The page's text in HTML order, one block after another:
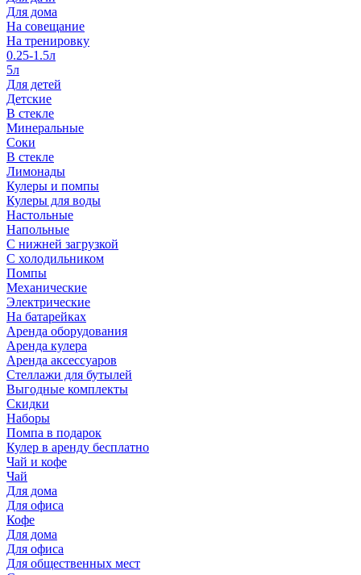
Для дома
На совещание
На тренировку
0.25-1.5л
5л
Для детей
Детские
В стекле
Минеральные
Соки
В стекле
Лимонады
Кулеры и помпы
Кулеры для воды
Настольные
Напольные
С нижней загрузкой
С холодильником
Помпы
Механические
Электрические
На батарейках
Аренда оборудования
Аренда кулера
Аренда аксессуаров
Стеллажи для бутылей
Выгодные комплекты
Скидки
Наборы
Помпа в подарок
Кулер в аренду бесплатно
Чай и кофе
Чай
Для дома
Для офиса
Кофе
Для дома
Для офиса
Для общественных мест